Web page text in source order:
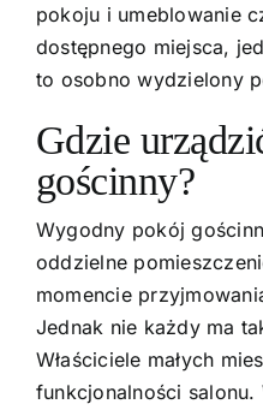
pokoju i umeblowanie
dostępnego miejsca,
to osobno wydzielony
Gdzie
gościnny?
Wygodny pokój
oddzielne
momencie
Jednak nie każdy ma
Właściciele małych
funkcjonalności salonu.